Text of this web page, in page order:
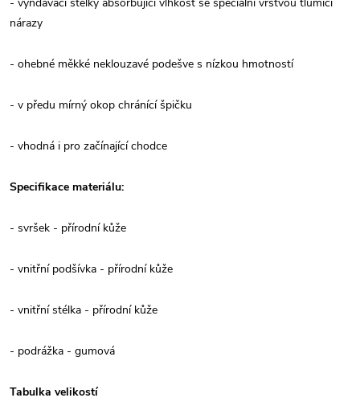
nárazy
- ohebné měkké neklouzavé podešve s nízkou hmotností
- v předu mírný okop chránící špičku
- vhodná i pro začínající chodce
Specifikace materiálu:
- svršek - přírodní kůže
- vnitřní podšívka - přírodní kůže
- vnitřní stélka - přírodní kůže
- podrážka - gumová
Tabulka velikostí